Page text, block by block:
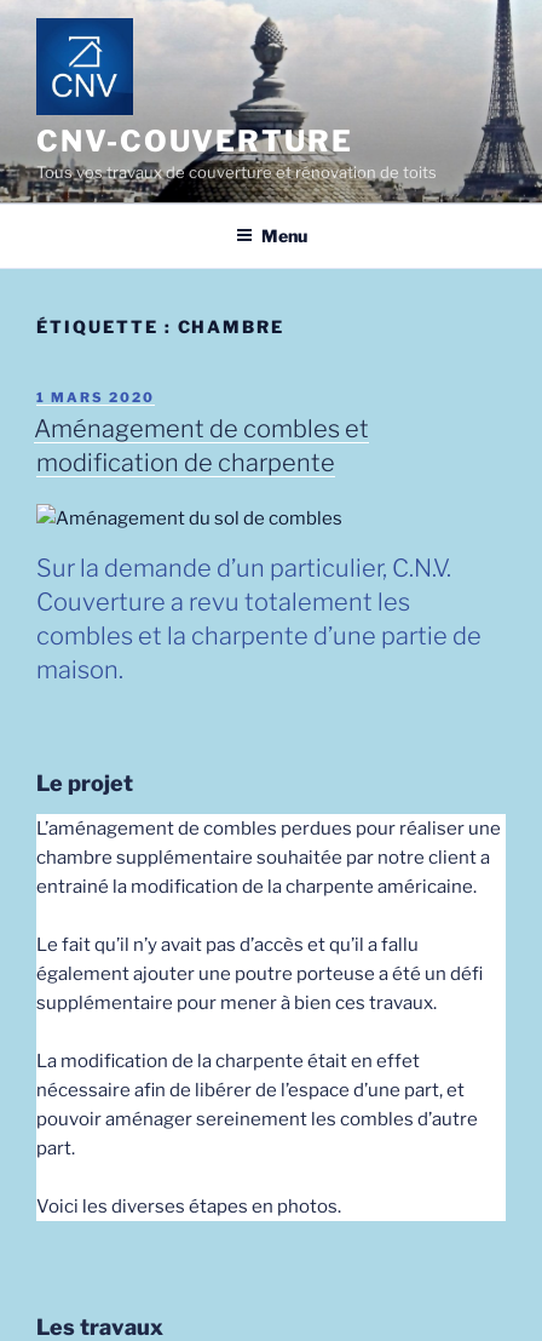
Aller
contenu
principal
CNV-COUVERTURE
Tous vos travaux de couverture et rénovation de toits
Menu
ÉTIQUETTE : CHAMBRE
PUBLIÉ
LE
1 MARS 2020
Aménagement de combles et
modification de charpente
Sur la demande d’un particulier, C.N.V.
Couverture a revu totalement les
combles et la charpente d’une partie de
maison.
Le projet
L’aménagement de combles perdues pour réaliser une
chambre supplémentaire souhaitée par notre client a
entrainé la modification de la charpente américaine.
Le fait qu’il n’y avait pas d’accès et qu’il a fallu
également ajouter une poutre porteuse a été un défi
supplémentaire pour mener à bien ces travaux.
La modification de la charpente était en effet
nécessaire afin de libérer de l’espace d’une part, et
pouvoir aménager sereinement les combles d’autre
part.
Voici les diverses étapes en photos.
Les travaux